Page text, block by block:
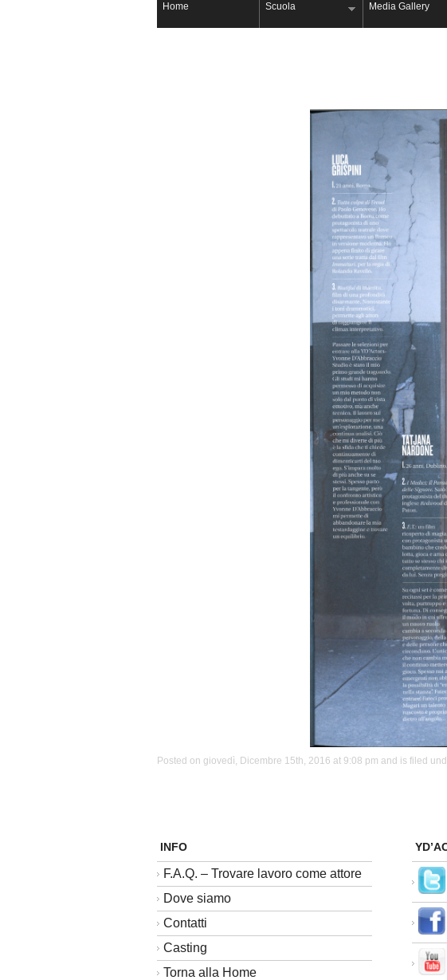
Home Scuola Media Gallery
Posted on giovedì, Dicembre 15th, 2016 at 9:08 pm and is filed
INFO
F.A.Q. – Trovare lavoro come attore
Dove siamo
Contatti
Casting
Torna alla Home